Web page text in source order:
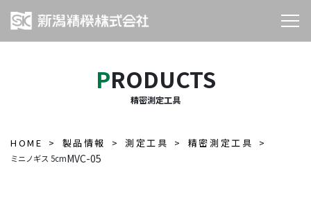
PRODUCTS
精密測定工具
HOME 製品情報 測定工具 精密測定工具
ミニノギス 5cmMVC-05